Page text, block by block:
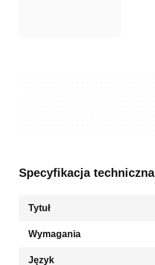
Specyfikacja techniczna
Tytuł
Wymagania
Język